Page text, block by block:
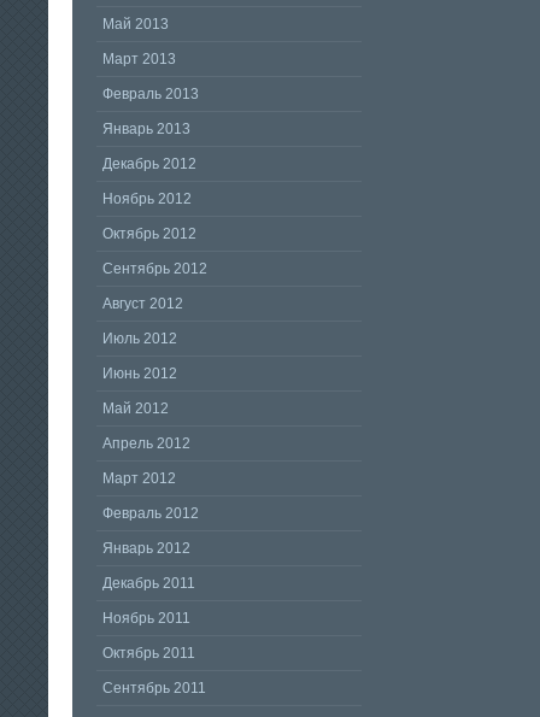
Май 2013
Март 2013
Февраль 2013
Январь 2013
Декабрь 2012
Ноябрь 2012
Октябрь 2012
Сентябрь 2012
Август 2012
Июль 2012
Июнь 2012
Май 2012
Апрель 2012
Март 2012
Февраль 2012
Январь 2012
Декабрь 2011
Ноябрь 2011
Октябрь 2011
Сентябрь 2011